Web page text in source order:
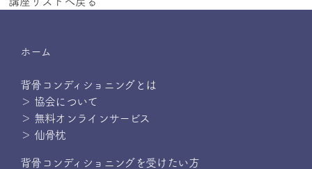
ホーム
背骨コンディショニングとは
＞ 協会について
＞ 無料オンラインサービス
＞ 仙骨枕
背骨コンディショニングを受けたい方